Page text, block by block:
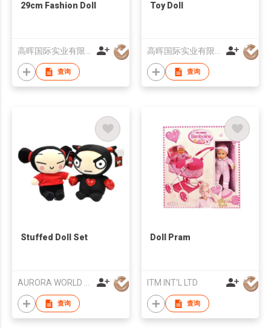
29cm Fashion Doll
查询
Toy Doll
查询
Stuffed Doll Set
AURORA WORLD HK LTD
查询
Doll Pram
ITM INT'L LTD
查询